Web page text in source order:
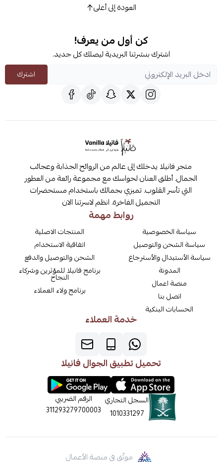
العودة إلى أعلى
كن أول من يعرف!
اشترك بنشرتنا البريدية ليصلك كل جديد.
اشترك
متجر فانيلا يدخلك إلى عالم من الروائح الجذابة وعجائب
الجمال. أطلق العنان لحواسك مع مجموعة رائعة من العطور
التي تأسر القلوب. تميزي بجمالك باستخدام مستحضرات
التجميل الفاخرة. انظم لاسرتنا الان
روابط مهمة
سياسة الخصوصية
سياسة الشحن والتوصيل
سياسة الأستبدال والأسترجاع
المدونة
منصة اعمال
اتصل بنا
الحسابات البنكية
المنتجات الاصلية
اتفاقية الاستخدام
الشحن والتوصيل والدفع
برنامج فانيلا للمؤثرين وشركاء
النجاح
برنامج ولاء العملاء
خدمة العملاء
تحميل تطبيق الجوال فانيلا
السجل التجاري
1010331297
الرقم الضريبي
311293279700003
موثّق في منصة الأعمال